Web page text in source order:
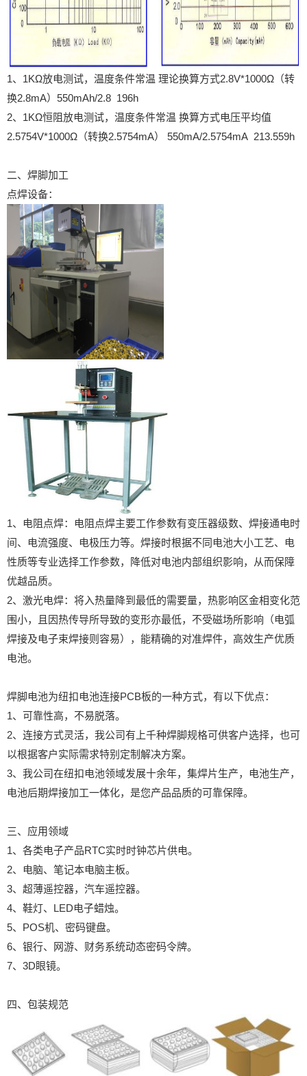
1、1KΩ放电测试，温度条件常温 理论换算方式2.8V*1000Ω（转
换2.8mA）550mAh/2.8 196h
2、1KΩ恒阻放电测试，温度条件常温 换算方式电压平均值
2.5754V*1000Ω（转换2.5754mA） 550mA/2.5754mA 213.559h
二、焊脚加工
点焊设备：
1、电阻点焊：电阻点焊主要工作参数有变压器级数、焊接通电时
间、电流强度、电极压力等。焊接时根据不同电池大小工艺、电
性质等专业选择工作参数，降低对电池内部组织影响，从而保障
优越品质。
2、激光电焊：将入热量降到最低的需要量，热影响区金相变化范
围小，且因热传导所导致的变形亦最低，不受磁场所影响（电弧
焊接及电子束焊接则容易），能精确的对准焊件，高效生产优质
电池。
焊脚电池为纽扣电池连接PCB板的一种方式，有以下优点：
1、可靠性高，不易脱落。
2、连接方式灵活，我公司有上千种焊脚规格可供客户选择，也可
以根据客户实际需求特别定制解决方案。
3、我公司在纽扣电池领域发展十余年，集焊片生产，电池生产，
电池后期焊接加工一体化，是您产品品质的可靠保障。
三、应用领域
1、各类电子产品RTC实时时钟芯片供电。
2、电脑、笔记本电脑主板。
3、超薄遥控器，汽车遥控器。
4、鞋灯、LED电子蜡烛。
5、POS机、密码键盘。
6、银行、网游、财务系统动态密码令牌。
7、3D眼镜。
四、包装规范